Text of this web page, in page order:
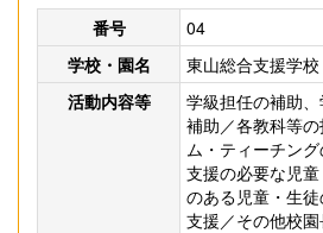
番号
04
学校・園名
東山総合支援学校
活動内容等
学級担任の補助
補助／各教科等
ム・ティーチン
支援の必要な児
のある児童・生
支援／その他校